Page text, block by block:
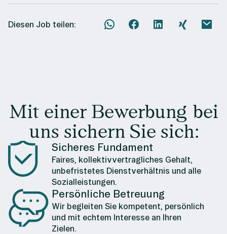
Diesen Job teilen:
Mit einer Bewerbung bei
uns sichern Sie sich:
Sicheres Fundament
Faires, kollektivvertragliches Gehalt,
unbefristetes Dienstverhältnis und alle
Sozialleistungen.
Persönliche Betreuung
Wir begleiten Sie kompetent, persönlich
und mit echtem Interesse an Ihren
Zielen.